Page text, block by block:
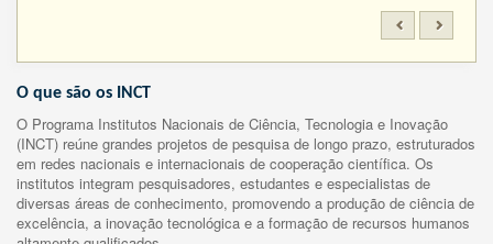
O que são os INCT
O Programa Institutos Nacionais de Ciência, Tecnologia e Inovação
(INCT) reúne grandes projetos de pesquisa de longo prazo, estruturados
em redes nacionais e internacionais de cooperação científica. Os
institutos integram pesquisadores, estudantes e especialistas de
diversas áreas de conhecimento, promovendo a produção de ciência de
excelência, a inovação tecnológica e a formação de recursos humanos